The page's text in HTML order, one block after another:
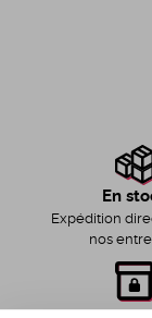
En
Expédition
nos